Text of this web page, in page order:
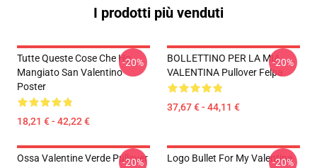
I prodotti più venduti
Tutte Queste Cose Che Ho
Mangiato San Valentino
Poster
18,21 € - 42,22 €
-20%
BOLLETTINO PER LA MIA
VALENTINA Pullover Felpa
37,67 € - 44,11 €
-20%
Ossa Valentine Verde Pullover
-20%
Logo Bullet For My Valentine
-20%